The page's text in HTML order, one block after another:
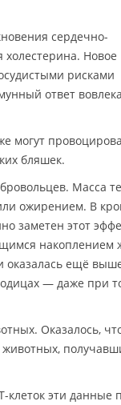
сердечно-
Новое
рисками
ответ
могут
бляшек.
Масса
ожирением. В
заметен этот
накоплением
оказалась ещё
— даже при
Оказалось,
клеток эти данные